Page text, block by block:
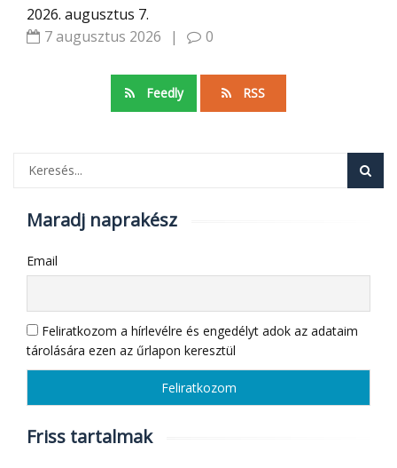
2026. augusztus 7.
7 augusztus 2026
| 0
Feedly RSS
Maradj naprakész
Email
Feliratkozom a hírlevélre és engedélyt adok az adataim
tárolására ezen az űrlapon keresztül
Friss tartalmak